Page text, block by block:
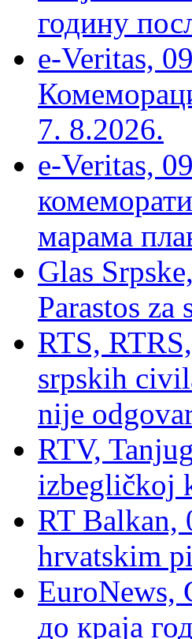
годину
e-Veritas,
7. 8.2026.
e-Veritas,
марама
Glas
Parastos
RTS,
srpskih
nije
RTV,
izbegličkoj
RT Balkan,
hrvatskim
до краја